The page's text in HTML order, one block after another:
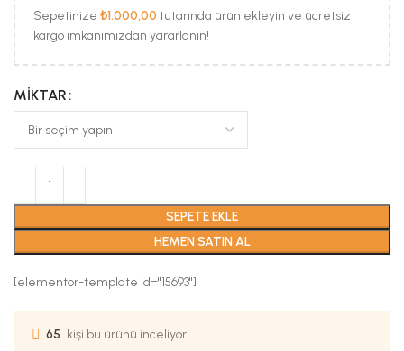
Sepetinize ₺1.000,00 tutarında ürün ekleyin ve ücretsiz
kargo imkanımızdan yararlanın!
MIKTAR
SEPETE EKLE
HEMEN SATIN AL
[elementor-template id="15693"]
65 kişi bu ürünü inceliyor!